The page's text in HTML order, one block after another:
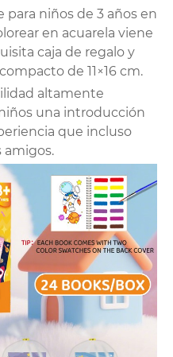
niños de 3 años en
en acuarela viene
caja de regalo y
de 11×16 cm.
altamente
una introducción
que incluso
amigos.